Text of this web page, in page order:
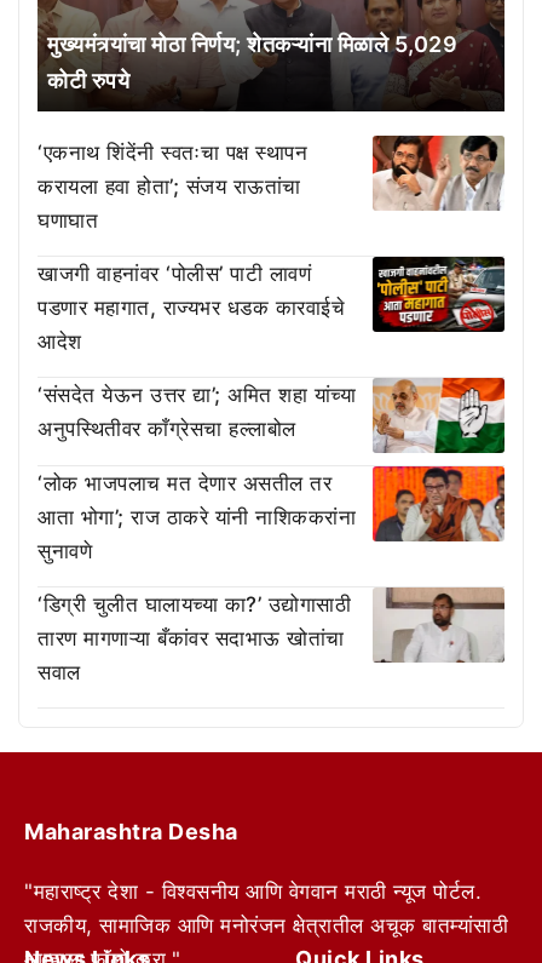
मुख्यमंत्र्यांचा मोठा निर्णय; शेतकऱ्यांना मिळाले 5,029
कोटी रुपये
‘एकनाथ शिंदेंनी स्वतःचा पक्ष स्थापन
करायला हवा होता’; संजय राऊतांचा
घणाघात
खाजगी वाहनांवर ‘पोलीस’ पाटी लावणं
पडणार महागात, राज्यभर धडक कारवाईचे
आदेश
‘संसदेत येऊन उत्तर द्या’; अमित शहा यांच्या
अनुपस्थितीवर काँग्रेसचा हल्लाबोल
‘लोक भाजपलाच मत देणार असतील तर
आता भोगा’; राज ठाकरे यांनी नाशिककरांना
सुनावणे
‘डिग्री चुलीत घालायच्या का?’ उद्योगासाठी
तारण मागणाऱ्या बँकांवर सदाभाऊ खोतांचा
सवाल
Maharashtra Desha
"महाराष्ट्र देशा - विश्वसनीय आणि वेगवान मराठी न्यूज पोर्टल.
राजकीय, सामाजिक आणि मनोरंजन क्षेत्रातील अचूक बातम्यांसाठी